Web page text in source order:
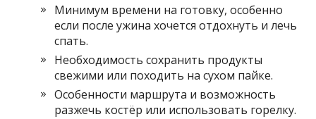
Минимум времени на готовку, особенно
если после ужина хочется отдохнуть и лечь
спать.
Необходимость сохранить продукты
свежими или походить на сухом пайке.
Особенности маршрута и возможность
разжечь костёр или использовать горелку.